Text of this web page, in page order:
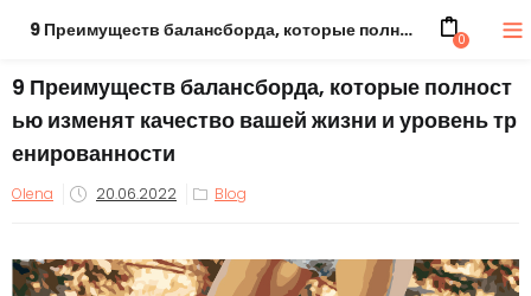
9 Преимуществ балансборда, которые полностью изменят качество вашей жизни и уровень тренированности 0
9 Преимуществ балансборда, которые полност
ью изменят качество вашей жизни и уровень тр
енированности
Olena 20.06.2022 Blog